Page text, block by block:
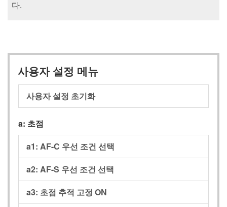
다.
사용자 설정 메뉴
사용자 설정 초기화
a: 초점
a1: AF-C 우선 조건 선택
a2: AF-S 우선 조건 선택
a3: 초점 추적 고정 ON